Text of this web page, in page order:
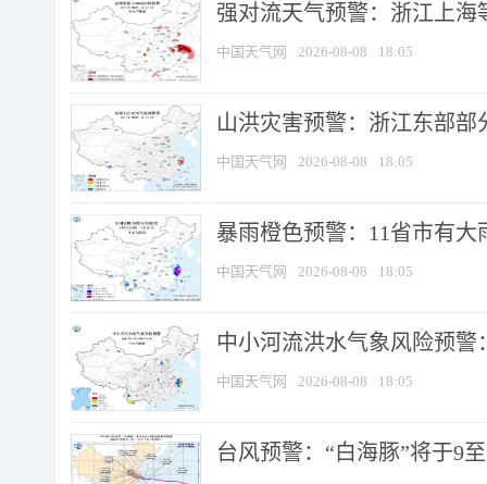
强对流天气预警：浙江上海
中国天气网 2026-08-08 18:05
山洪灾害预警：浙江东部
中国天气网 2026-08-08 18:05
暴雨橙色预警：11省市有
中国天气网 2026-08-08 18:05
中小河流洪水气象风险预
中国天气网 2026-08-08 18:05
台风预警：“白海豚”将于9